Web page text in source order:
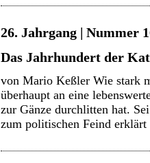
26. Jahrgang | Nummer
Das Jahrhundert der
von Mario Keßler Wie stark
überhaupt an eine
zur Gänze durchlitten hat.
zum politischen Feind